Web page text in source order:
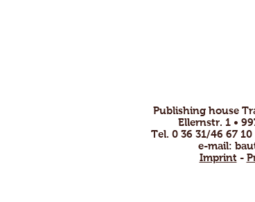
Publishing house
Ellernstr. 1 •
Tel. 0 36 31/46 67 10
e-mail:
Imprint -